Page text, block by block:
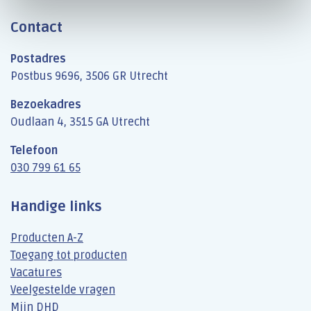
Contact
Postadres
Postbus 9696, 3506 GR Utrecht
Bezoekadres
Oudlaan 4, 3515 GA Utrecht
Telefoon
030 799 61 65
Handige links
Producten A-Z
Toegang tot producten
Vacatures
Veelgestelde vragen
Mijn DHD